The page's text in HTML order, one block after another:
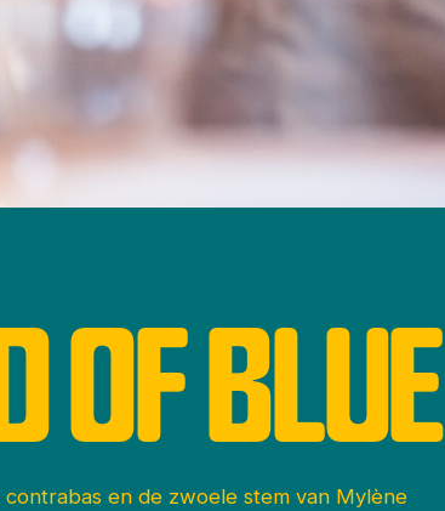
OF BLUE
en de zwoele stem van Mylène